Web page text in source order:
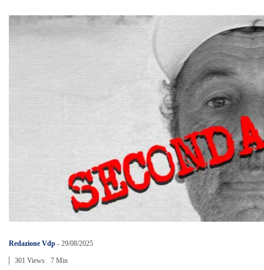
Redazione Vdp - 29/08/2025
301 Views 7 Min